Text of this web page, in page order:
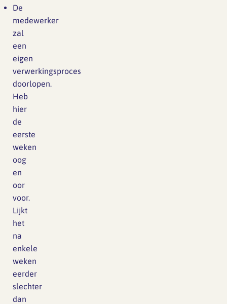
De
medewerker
zal
een
eigen
verwerkingsproces
doorlopen.
Heb
hier
de
eerste
weken
oog
en
oor
voor.
Lijkt
het
na
enkele
weken
eerder
slechter
dan